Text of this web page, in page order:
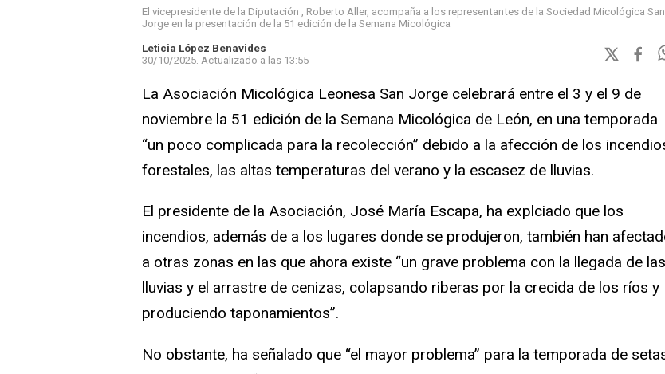
El vicepresidente de la Diputación , Roberto Aller, acompaña a los representantes de la Sociedad Micológica San
Jorge en la presentación de la 51 edición de la Semana Micológica
Leticia López Benavides
30/10/2025. Actualizado a las 13:55
La Asociación Micológica Leonesa San Jorge celebrará entre el 3 y el 9 de
noviembre la 51 edición de la Semana Micológica de León, en una temporada
“un poco complicada para la recolección” debido a la afección de los
forestales, las altas temperaturas del verano y la escasez de lluvias.
El presidente de la Asociación, José María Escapa, ha explciado que los
incendios, además de a los lugares donde se produjeron, también han
a otras zonas en las que ahora existe “un grave problema con la llegada de las
lluvias y el arrastre de cenizas, colapsando riberas por la crecida de los ríos y
produciendo taponamientos”.
No obstante, ha señalado que “el mayor problema” para la temporada de